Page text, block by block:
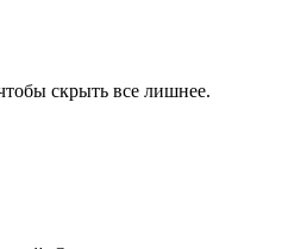
скрыть все лишнее.